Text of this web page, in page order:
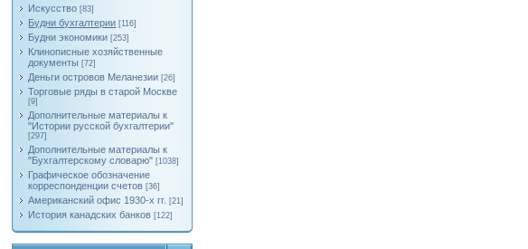
Искусство [83]
Будни бухгалтерии [116]
Будни экономики [253]
Клинописные хозяйственные
документы [72]
Деньги островов Меланезии [26]
Торговые ряды в старой Москве
[9]
Дополнительные материалы к
"Истории русской бухгалтерии"
[297]
Дополнительные материалы к
"Бухгалтерскому словарю" [1038]
Графическое обозначение
корреспонденции счетов [36]
Американский офис 1930-х гг. [21]
История канадских банков [122]